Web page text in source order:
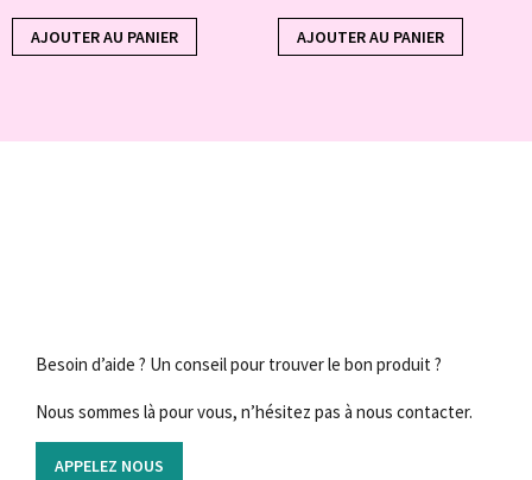
AJOUTER AU PANIER AJOUTER AU PANIER
Besoin d’aide ? Un conseil pour trouver le bon produit ?
Nous sommes là pour vous, n’hésitez pas à nous contacter.
APPELEZ NOUS